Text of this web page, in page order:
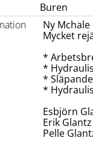
Buren
Ny
Mycket
*
*
*
*
Esbjörn
Erik
Pelle